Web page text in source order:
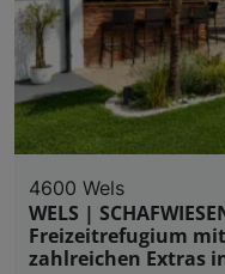
4600 Wels
WELS |
Freizeitrefugium
zahlreichen Extras